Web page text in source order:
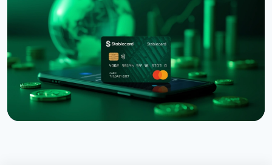
Binance подала до суду на RedotPay через
переманювання 470 000 користувачів
6 серпня 2026 р.4 хв читання